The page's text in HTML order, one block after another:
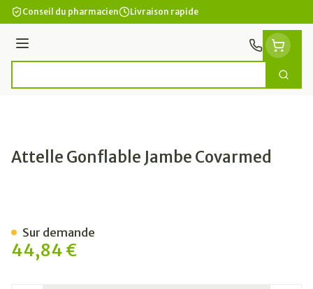
Aller au contenu
Conseil du pharmacien Livraison rapide
Menu
Attelle Gonflable Jambe Covarmed
44,84 €
Sur demande